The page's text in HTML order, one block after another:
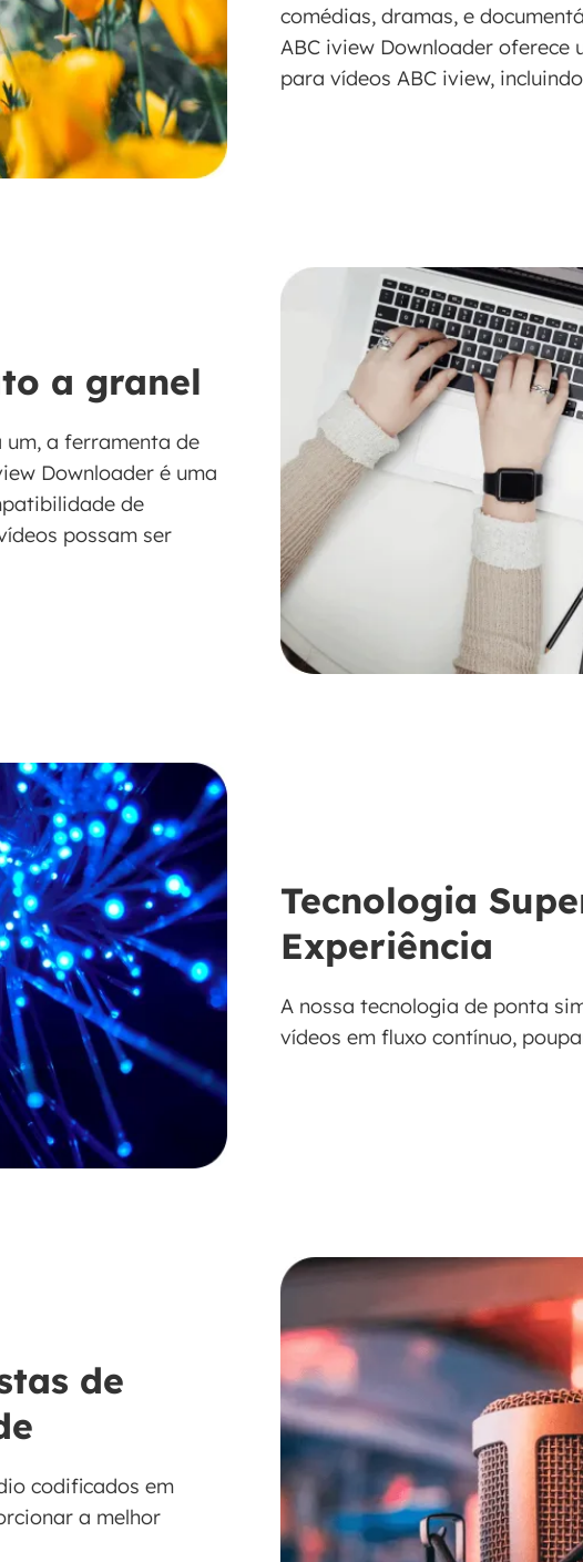
comédias, dramas, e
ABC iview Downloader oferece
para vídeos ABC iview,
a granel
a ferramenta de
Downloader é uma
de
possam ser
Tecnologia
Experiência
A nossa tecnologia de ponta
vídeos em fluxo contínuo,
de
codificados em
a melhor